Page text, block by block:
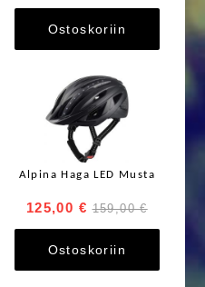
Ostoskoriin
Alpina Haga LED Musta
125,00 € 159,00 €
Ostoskoriin